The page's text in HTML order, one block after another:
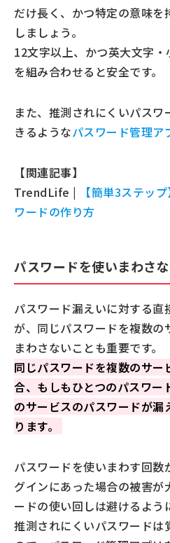
だけ長く、かつ特定の意味を
しましょう。
12文字以上、かつ英大文字
を組み合わせると安全です。
また、推測されにくいパス
きるようなパスワード管理ア
【関連記事】
TrendLife |
【簡単3ステッ
ワードの作り方
パスワードを使いまわさ
パスワード漏えいに対する直
が、同じパスワードを複数の
まわさないことも重要です。
同じパスワードを複数のサー
合、もしもひとつのパスワー
のサービスのパスワードが
ります。
パスワードを使いまわす回数
グインにあった場合の被害が
ードの使い回しは避けるよう
推測されにくいパスワードは